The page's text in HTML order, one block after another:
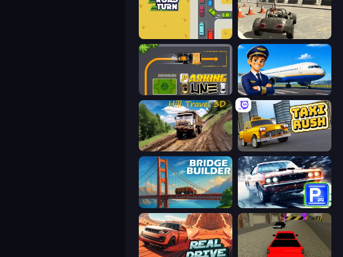
Free Rally
Parking Line Idle Airport Tycoon
Hill Travel 3D Taxi Rush
Bridge Builder Real Car Parking